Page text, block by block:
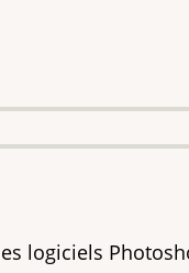
logiciels